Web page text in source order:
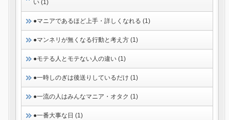
い (1)
●マニアであるほど上手・詳しくなれる (1)
●マンネリが無くなる行動と考え方 (1)
●モテる人とモテない人の違い (1)
●一時しのぎは後送りしているだけ (1)
●一流の人はみんなマニア・オタク (1)
●一番大事な日 (1)